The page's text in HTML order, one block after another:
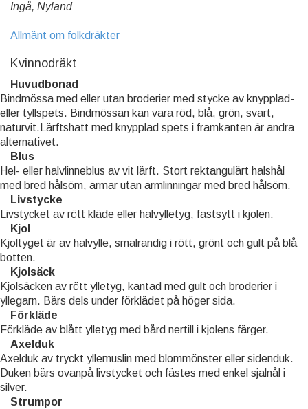
Ingå, Nyland
Allmänt om folkdräkter
Kvinnodräkt
Huvudbonad
Bindmössa med eller utan broderier med stycke av knypplad-
eller tyllspets. Bindmössan kan vara röd, blå, grön, svart,
naturvit.Lärftshatt med knypplad spets i framkanten är andra
alternativet.
Blus
Hel- eller halvlinneblus av vit lärft. Stort rektangulärt halshål
med bred hålsöm, ärmar utan ärmlinningar med bred hålsöm.
Livstycke
Livstycket av rött kläde eller halvylletyg, fastsytt i kjolen.
Kjol
Kjoltyget är av halvylle, smalrandig i rött, grönt och gult på blå
botten.
Kjolsäck
Kjolsäcken av rött ylletyg, kantad med gult och broderier i
yllegarn. Bärs dels under förklädet på höger sida.
Förkläde
Förkläde av blått ylletyg med bård nertill i kjolens färger.
Axelduk
Axelduk av tryckt yllemuslin med blommönster eller sidenduk.
Duken bärs ovanpå livstycket och fästes med enkel sjalnål i
silver.
Strumpor